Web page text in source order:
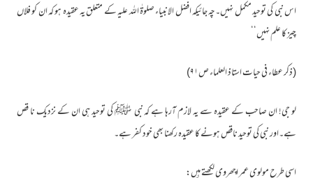
اس نبی کی توحید مکمل نہیں۔چہ جائیکہ افضل الانبیاء صلوۃٰ اللہ علیہ کے متعلق یہ عقیدہ ہو کہ ان کو فلاں
چیز کا علم نہیں‘‘
(ذکر عطاء فی حیات استاذ العلماء ص۹۱)
لو جی! ان صاحب کے عقیدہ سے یہ لازم آرہا ہے کہ نبی ﷺ کی توحید ہی ان کے نزدیک نا قص
ہے۔اور نبی کی توحید ناقص ہونے کا عقیدہ رکھنا بھی خود کفر ہے۔
اسی طرح مولوی عمر اچھروی لکھتے ہیں: